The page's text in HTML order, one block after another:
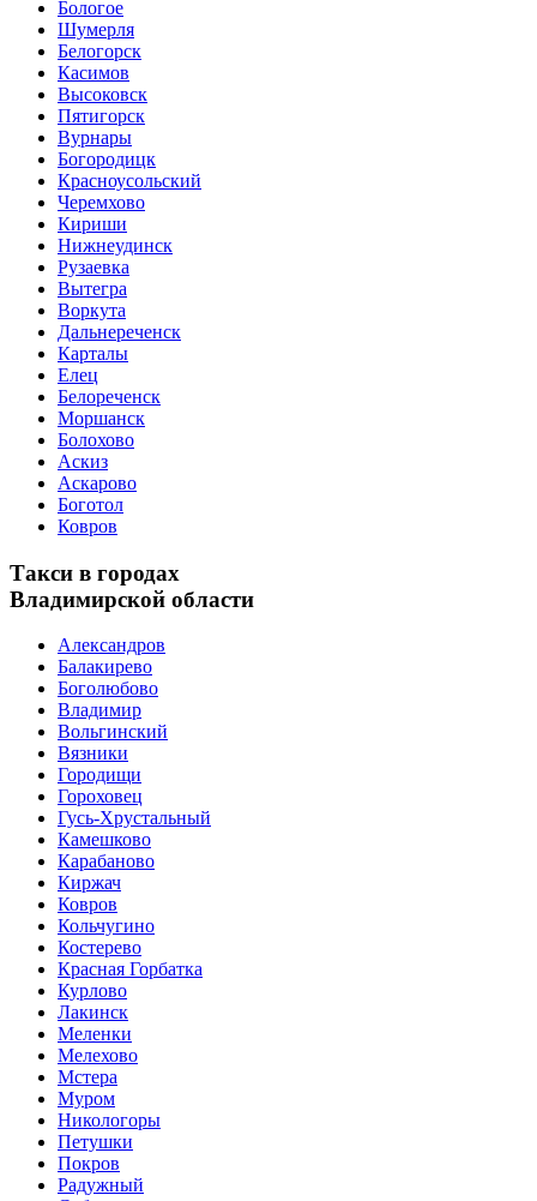
Бологое
Шумерля
Белогорск
Касимов
Высоковск
Пятигорск
Вурнары
Богородицк
Красноусольский
Черемхово
Кириши
Нижнеудинск
Рузаевка
Вытегра
Воркута
Дальнереченск
Карталы
Елец
Белореченск
Моршанск
Болохово
Аскиз
Аскарово
Боготол
Ковров
Такси в городах
Владимирской области
Александров
Балакирево
Боголюбово
Владимир
Вольгинский
Вязники
Городищи
Гороховец
Гусь-Хрустальный
Камешково
Карабаново
Киржач
Ковров
Кольчугино
Костерево
Красная Горбатка
Курлово
Лакинск
Меленки
Мелехово
Мстера
Муром
Никологоры
Петушки
Покров
Радужный